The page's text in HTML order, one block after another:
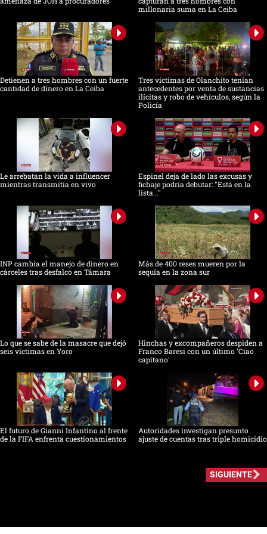
millonaria suma en La Ceiba
Detienen a tres hombres con un fuerte
cantidad de dinero en La Ceiba
Tres víctimas de Olanchito tenían
antecedentes por venta de sustancias
ilícitas y robo de vehículos, según la
Policía
Le arrebatan la vida a influencer
mientras transmitía en vivo
Espinel deja de lado las excusas y
fichaje podría debutar: "Está en la
lista..."
INP cambia el manejo de dinero en
cárceles tras desfalco en Támara
Más de 400 reses mueren por la
sequía en la zona sur
Lo que se sabe de la masacre que dejó
seis víctimas en Yoro
Hinchas y excompañeros despiden a
Franco Baresi con un último 'Ciao
capitano'
El futuro de Gianni Infantino al frente
de la FIFA enfrenta cuestionamientos
Autoridades investigan presunto
ajuste de cuentas tras triple homicidio
SIGUIENTE